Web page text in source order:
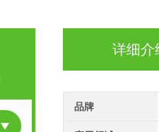
详细介
品牌